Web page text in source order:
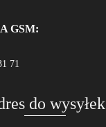
GSM:
71
do wysyłek